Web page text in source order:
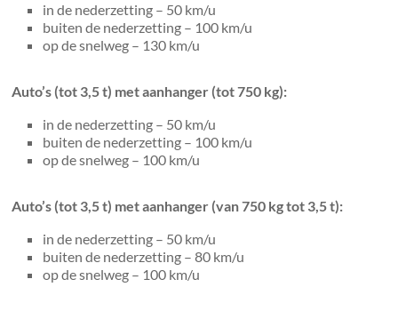
in de nederzetting – 50 km/u
buiten de nederzetting – 100 km/u
op de snelweg – 130 km/u
Auto’s (tot 3,5 t) met aanhanger (tot 750 kg):
in de nederzetting – 50 km/u
buiten de nederzetting – 100 km/u
op de snelweg – 100 km/u
Auto’s (tot 3,5 t) met aanhanger (van 750 kg tot 3,5 t):
in de nederzetting – 50 km/u
buiten de nederzetting – 80 km/u
op de snelweg – 100 km/u